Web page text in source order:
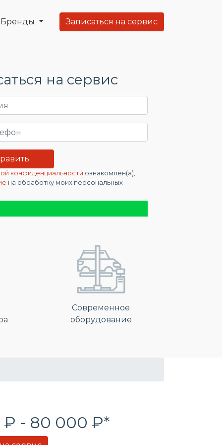
Бренды Записаться на сервис
на сервис
конфиденциальности ознакомлен(а),
на обработку моих персональных
Современное
оборудование
- 80 000 ₽*